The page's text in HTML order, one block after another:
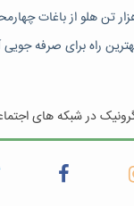
راه برای صرفه جویی
در شبکه های